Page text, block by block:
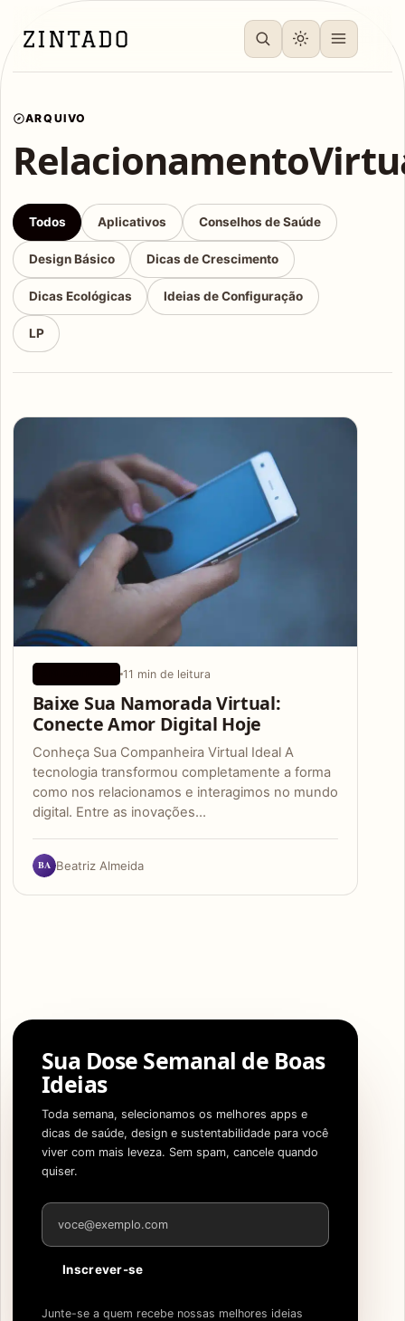
ARQUIVO
Todos Aplicativos Conselhos de Saúde
Design Básico Dicas de Crescimento
Dicas Ecológicas Ideias de Configuração
LP
Articles
11 min de leitura
Baixe Sua Namorada Virtual:
Conecte Amor Digital Hoje
Conheça Sua Companheira Virtual Ideal A
tecnologia transformou completamente a forma
como nos relacionamos e interagimos no mundo
digital. Entre as inovações…
BA Beatriz Almeida
Sua Dose Semanal de Boas
Ideias
Toda semana, selecionamos os melhores apps e
dicas de saúde, design e sustentabilidade para você
viver com mais leveza. Sem spam, cancele quando
quiser.
Endereço de e-mail
Inscrever-se
Junte-se a quem recebe nossas melhores ideias